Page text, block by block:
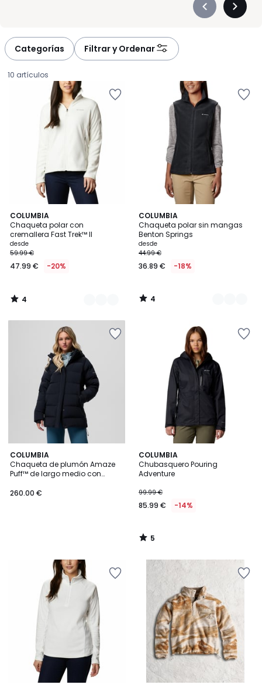
Précédent
Categorías Filtrar y Ordenar
10 artículos
COLUMBIA
Chaqueta polar con
cremallera Fast Trek™ II
Precio
a
partir
47.99
€
descuento
aplicado.
desde
59.99 €
47.99 € -20%
4
/
5
3
Colores
4
/
COLUMBIA
Chaqueta polar sin mangas
Benton Springs
desde
44.99 €
36.89 € -18%
4
/
5
2
Colores
4
/
COLUMBIA
Chaqueta de plumón Amaze
Puff™ de largo medio con
260.00 €
COLUMBIA
Chubasquero Pouring
Adventure
99.99 €
85.99 € -14%
5
/
5
5
/